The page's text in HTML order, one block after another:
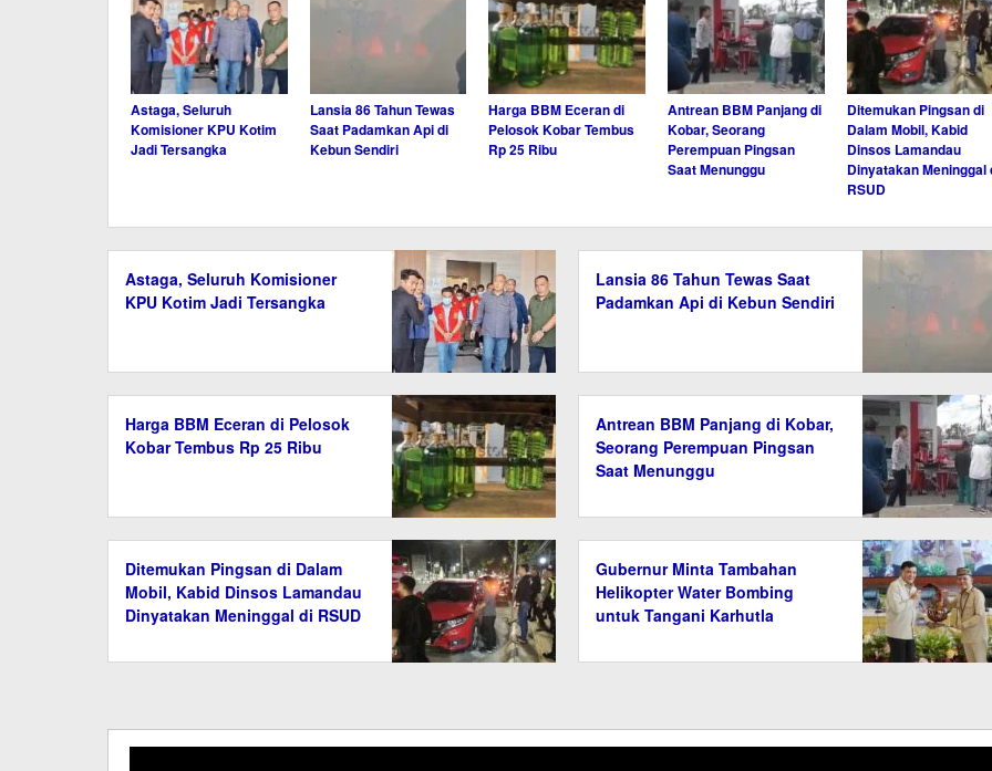
Astaga, Seluruh
Komisioner KPU Kotim
Jadi Tersangka
Lansia 86 Tahun Tewas
Saat Padamkan Api di
Kebun Sendiri
Harga BBM Eceran di
Pelosok Kobar Tembus
Rp 25 Ribu
Antrean BBM Panjang di
Kobar, Seorang
Perempuan Pingsan
Saat Menunggu
Ditemukan Pingsan di
Dalam Mobil, Kabid
Dinsos Lamandau
Dinyatakan Meninggal
RSUD
Astaga, Seluruh Komisioner
KPU Kotim Jadi Tersangka
Lansia 86 Tahun Tewas Saat
Padamkan Api di Kebun Sendiri
Harga BBM Eceran di Pelosok
Kobar Tembus Rp 25 Ribu
Antrean BBM Panjang di Kobar,
Seorang Perempuan Pingsan
Saat Menunggu
Ditemukan Pingsan di Dalam
Mobil, Kabid Dinsos Lamandau
Dinyatakan Meninggal di RSUD
Gubernur Minta Tambahan
Helikopter Water Bombing
untuk Tangani Karhutla